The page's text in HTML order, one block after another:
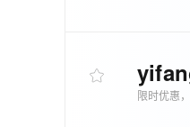
限时优惠
企业服务与云通信